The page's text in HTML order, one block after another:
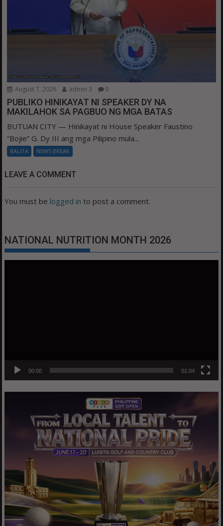
August 7, 2026 admin 3 0
PUBLIKO HINIKAYAT NI SPEAKER DY NA
MAKILAHOK SA PAGBUO NG MGA BATAS
BUTUAN CITY — Hinikayat ni House Speaker Faustino
“Bojie” G. Dy III ang mga Pilipino mula...
BALITA NEWS BREAK
LEAVE A COMMENT
You must be logged in to post a comment.
NATIONAL NUTRITION MONTH 2026
00:00 01:04